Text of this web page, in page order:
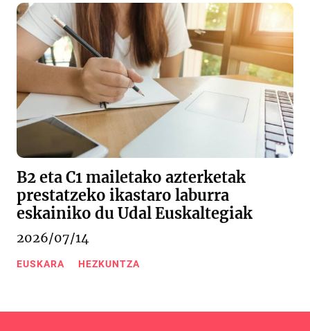
B2 eta C1 mailetako azterketak
prestatzeko ikastaro laburra
eskainiko du Udal Euskaltegiak
2026/07/14
EUSKARA HEZKUNTZA